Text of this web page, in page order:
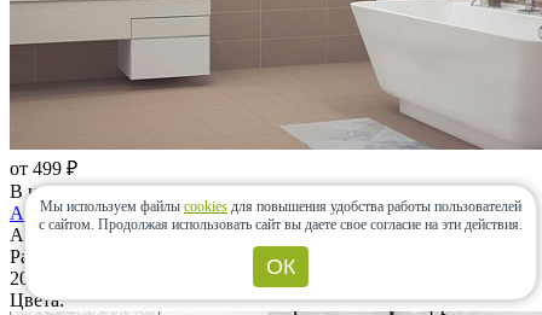
от 499 ₽
В наличии
Amadeus
Azori (Россия)
Размеры:
201x505, 333x333
Цвета:
Мы используем файлы cookies для повышения удобства работы пользователей
с сайтом. Продолжая использовать сайт вы даете свое согласие на эти действия.
ОК